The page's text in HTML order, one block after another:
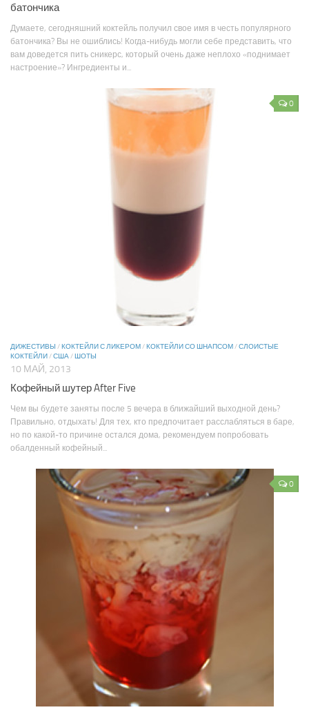
батончика
Думаете, сегодняшний коктейль получил свое имя в честь популярного
батончика? Вы не ошиблись! Когда-нибудь могли себе представить, что
вам доведется пить сникерс, который очень даже неплохо «поднимает
настроение»? Ингредиенты и...
0
ДИЖЕСТИВЫ /КОКТЕЙЛИ С ЛИКЕРОМ/КОКТЕЙЛИ СО ШНАПСОМ/СЛОИСТЫЕ
КОКТЕЙЛИ/США/ШОТЫ
10 МАЙ, 2013
Кофейный шутер After Five
Чем вы будете заняты после 5 вечера в ближайший выходной день?
Правильно, отдыхать! Для тех, кто предпочитает расслабляться в баре,
но по какой-то причине остался дома, рекомендуем попробовать
обалденный кофейный...
0